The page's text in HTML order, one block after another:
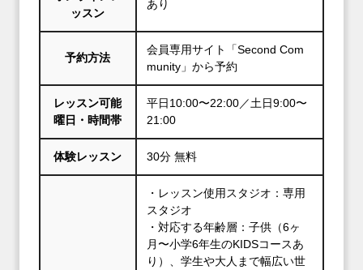
ッスン
あり
予約方法
会員専用サイト「Second Com
munity」から予約
レッスン可能
曜日・時間帯
平日10:00〜22:00／土日9:00〜
21:00
体験レッスン 30分 無料
・レッスン使用スタジオ：専用
スタジオ
・対応する年齢層：子供（6ヶ
月〜小学6年生のKIDSコースあ
り）、学生や大人まで幅広い世